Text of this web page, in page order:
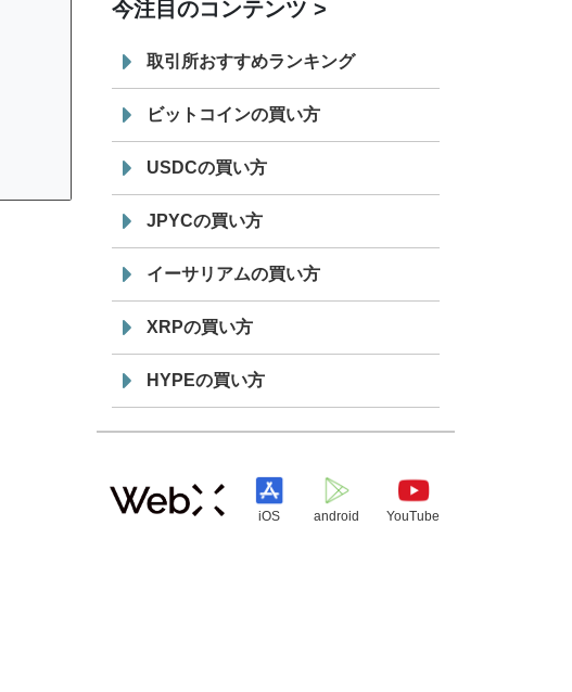
19:30
てステーブルコイン「JPYSC」徹底解
説セミナーを開催
今注目のコンテンツ
取引所おすすめランキング
ビットコインの買い方
USDCの買い方
JPYCの買い方
イーサリアムの買い方
XRPの買い方
HYPEの買い方
iOS android YouTube